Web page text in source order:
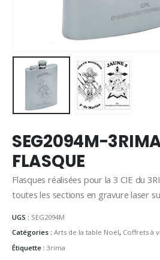
SEG2094M-
FLASQUE
Flasques réalisées pour la 3 CIE du
toutes les sections en gravure laser
UGS : SEG2094M
Catégories : Arts de la table Noël, Coffrets à
Étiquette : 3rima